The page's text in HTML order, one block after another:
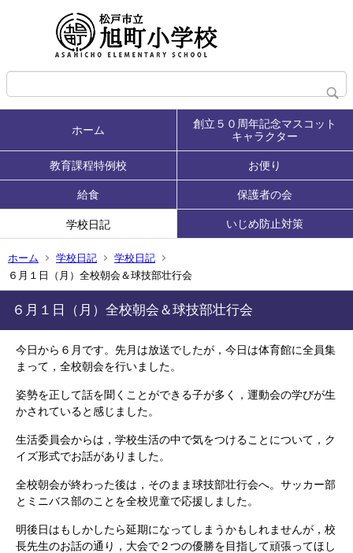
ホーム
創立５０周年記念マスコット
キャラクター
教育課程特例校 お便り
給食 保護者の会
学校日記 いじめ防止対策
ホーム 学校日記
学校日記
６月１日（月）全校朝会＆球技部壮行会
６月１日（月）全校朝会＆球技部壮行会
今日から６月です。先月は放送でしたが，今日は体育館に全員集
まって，全校朝会を行いました。
姿勢を正して話を聞くことができる子が多く，運動会の学びが生
かされていると感じました。
生活委員会からは，学校生活の中で気をつけることについて，ク
イズ形式でお話がありました。
全校朝会が終わった後は，そのまま球技部壮行会へ。サッカー部
とミニバス部のことを全校児童で応援しました。
明後日はもしかしたら延期になってしまうかもしれませんが，校
長先生のお話の通り，大会で２つの優勝を目指して頑張ってほし